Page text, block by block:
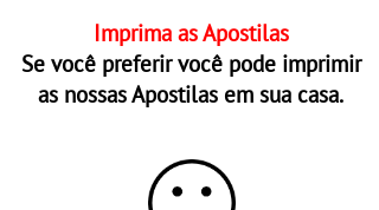
Imprima as Apostilas
Se você preferir você pode imprimir
as nossas Apostilas em sua casa.